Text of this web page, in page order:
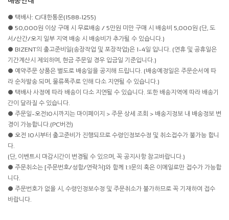
● 택배사: CJ대한통운(1588-1255)
● 50,000원 이상 구매 시 무료배송 / 5만원 미만 구매 시 배송비 5,000원 (단, 도
서/산간/오지 일부 지역 배송 시 배송비가 추가될 수 있습니다.)
● BIZENT의 출고준비일(송장작업 및 포장작업)은 1~4일 입니다. (연휴 및 공휴일은
기간계산시 제외하며, 현금 주문일 경우 입금일 기준입니다.)
● 예약주문 상품은 별도로 배송일을 공지해 드립니다. (배송예정일은 주문순서에 따
라 순차발송 되며, 물류폭주로 인해 다소 지연될 수 있습니다.)
● 택배사 사정에 따라 배송이 다소 지연될 수 있습니다. 또한 배송지역에 따라 배송기
간이 달라질 수 있습니다.
● 주문일~오전10시까지는 마이페이지 > 주문 상세 조회 > 배송지정보 내 배송정보 변
경이 가능합니다.(PC버전)
● 오전 10시부터 출고준비가 진행되므로 수령인정보수정 및 취소접수가 불가능 합니
다.
(단, 이벤트시 마감시간이 변경될 수 있으며, 꼭 공지사항 참고바랍니다.)
● 주문취소는 [주문번호/성함/연락처]와 함께 1:1문의 혹은 이메일로만 접수가 가능합
니다.
● 주문번호가 없을 시, 수령인정보수정 및 주문취소가 불가하므로 꼭 기재하여 접수
바랍니다.